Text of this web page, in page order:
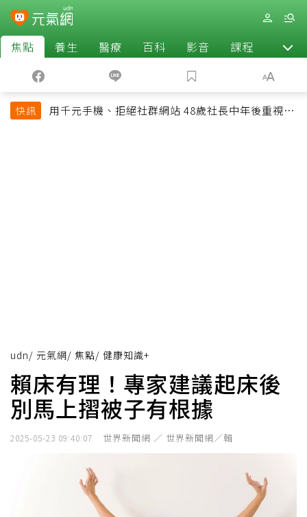
焦點 養生 醫療 百科 影音 課程 退休
快訊
用千元手機、拒絕社群網站 48歲社長中年後重視和
udn/ 元氣網/ 焦點/ 健康知識+
賴床有理！專家建議起床後
別馬上摺被子有根據
2025-05-23 09:40:07 世界新聞網 ／ 世界新聞網／輯